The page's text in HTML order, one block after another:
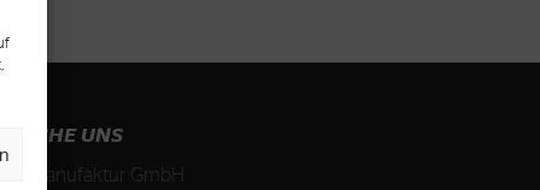
UNS
Manufaktur GmbH